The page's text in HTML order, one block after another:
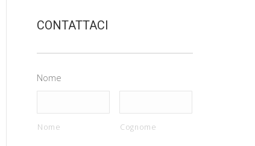
CONTATTACI
Nome
Nome Cognome